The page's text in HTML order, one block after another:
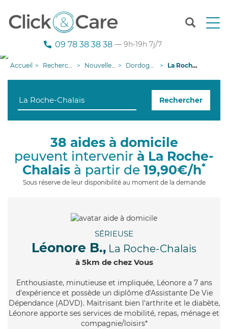
T
n
g
i
09 78 38 38 38 — 9h-19h 7j/7
Accueil Recherche aide à domicile Nouvelle-Aquitaine Dordogne La Roche-Chalais
Rechercher
38 aides à domicile
peuvent intervenir à La Roche-
Chalais à partir de 19,90€/h*
Sous réserve de leur disponibilité au moment de la demande
SÉRIEUSE
Léonore B., La Roche-Chalais
à 5km de chez Vous
Enthousiaste, minutieuse et impliquée, Léonore a 7 ans
d'expérience et possède un diplôme d'Assistante De Vie
Dépendance (ADVD). Maitrisant bien l'arthrite et le diabète,
Léonore apporte ses services de mobilité, repas, ménage et
compagnie/loisirs*